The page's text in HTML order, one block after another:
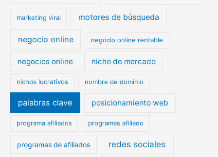
marketing viral motores de búsqueda
negocio online negocio online rentable
negocios online nicho de mercado
nichos lucrativos nombre de dominio
palabras clave posicionamiento web
programa afiliados programas afiliado
programas de afiliados redes sociales